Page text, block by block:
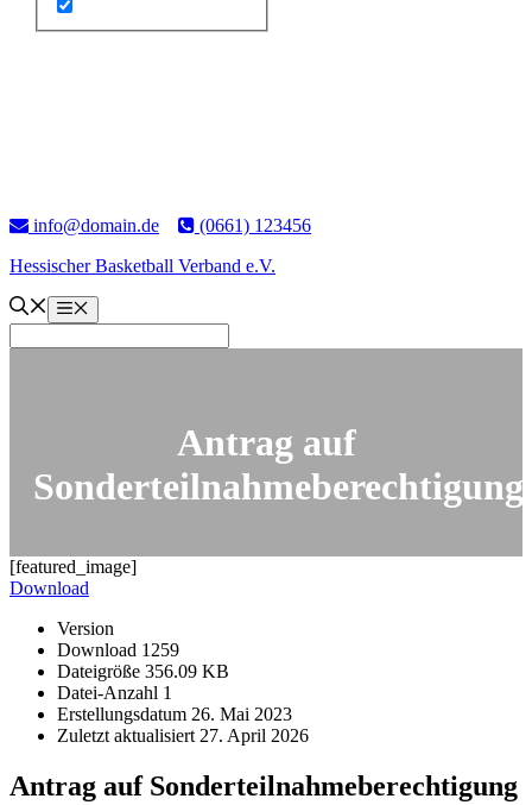
info@domain.de
(0661) 123456
Hessischer Basketball Verband e.V.
Menü
Antrag auf
Sonderteilnahmeberechtigung
[featured_image]
Download
Version
Download 1259
Datei­größe 356.09 KB
Datei-Anzahl 1
Erstel­lungs­datum 26. Mai 2023
Zuletzt aktua­li­siert 27. April 2026
Antrag auf Sonderteilnahmeberechtigung